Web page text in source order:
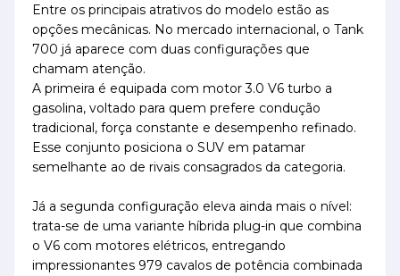
Entre os principais atrativos do modelo estão as
opções mecânicas. No mercado internacional, o Tank
700 já aparece com duas configurações que
chamam atenção.
A primeira é equipada com motor 3.0 V6 turbo a
gasolina, voltado para quem prefere condução
tradicional, força constante e desempenho refinado.
Esse conjunto posiciona o SUV em patamar
semelhante ao de rivais consagrados da categoria.
Já a segunda configuração eleva ainda mais o nível:
trata-se de uma variante híbrida plug-in que combina
o V6 com motores elétricos, entregando
impressionantes 979 cavalos de potência combinada